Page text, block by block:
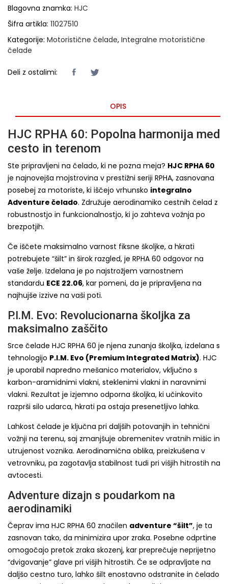
Blagovna znamka: HJC
Šifra artikla: 11027510
Kategorije: Motoristične čelade, Integralne motoristične
čelade
Deli z ostalimi:
OPIS
HJC RPHA 60: Popolna harmonija med
cesto in terenom
Ste pripravljeni na čelado, ki ne pozna meja? HJC RPHA 60
je najnovejša mojstrovina v prestižni seriji RPHA, zasnovana
posebej za motoriste, ki iščejo vrhunsko integralno
Adventure čelado. Združuje aerodinamiko cestnih čelad z
robustnostjo in funkcionalnostjo, ki jo zahteva vožnja po
brezpotjih.
Če iščete maksimalno varnost fiksne školjke, a hkrati
potrebujete “šilt” in širok razgled, je RPHA 60 odgovor na
vaše želje. Izdelana je po najstrožjem varnostnem
standardu ECE 22.06, kar pomeni, da je pripravljena na
najhujše izzive na vaši poti.
P.I.M. Evo: Revolucionarna školjka za
maksimalno zaščito
Srce čelade HJC RPHA 60 je njena zunanja školjka, izdelana s
tehnologijo P.I.M. Evo (Premium Integrated Matrix). HJC
je uporabil napredno mešanico materialov, vključno s
karbon-aramidnimi vlakni, steklenimi vlakni in naravnimi
vlakni. Rezultat je izjemno odporna školjka, ki učinkovito
razprši silo udarca, hkrati pa ostaja presenetljivo lahka.
Lahkost čelade je ključna pri daljših potovanjih in tehnični
vožnji na terenu, saj zmanjšuje obremenitev vratnih mišic in
utrujenost voznika. Aerodinamična oblika, preizkušena v
vetrovniku, pa zagotavlja stabilnost tudi pri višjih hitrostih na
avtocesti.
Adventure dizajn s poudarkom na
aerodinamiki
Čeprav ima HJC RPHA 60 značilen adventure “šilt”, je ta
zasnovan tako, da minimizira upor zraka. Posebne odprtine
omogočajo pretok zraka skozenj, kar preprečuje neprijetno
“dvigovanje” glave pri višjih hitrostih. Če se odpravljate na
daljšo cestno turo, lahko šilt enostavno odstranite in čelado